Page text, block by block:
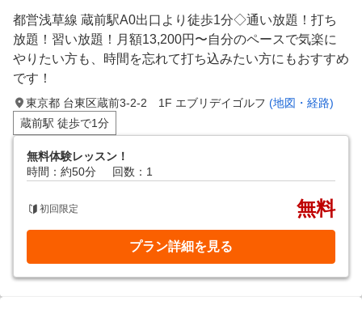
都営浅草線 蔵前駅A0出口より徒歩1分◇通い放題！打ち
放題！習い放題！月額13,200円〜自分のペースで気楽に
やりたい方も、時間を忘れて打ち込みたい方にもおすすめ
です！
東京都 台東区蔵前3-2-2 1F エブリデイゴルフ (地図・経路)
蔵前駅 徒歩で1分
無料体験レッスン！
時間：約50分
回数：1
初回限定 無料
プラン詳細を見る